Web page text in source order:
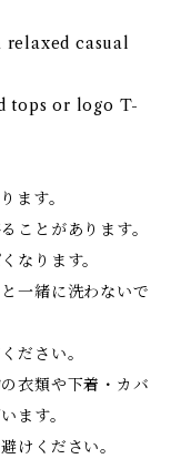
relaxed casual
tops or logo T-
ます。
ことがあります。
なります。
一緒に洗わないで
ださい。
衣類や下着・カバ
ます。
けください。